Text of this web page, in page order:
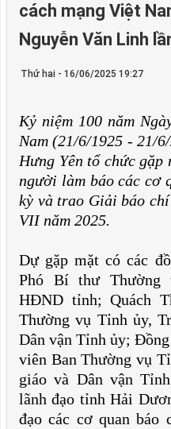
cách mạng Việt
Nguyễn Văn Linh
Thứ hai - 16/06/2025 19:27
Kỷ niệm 100 năm
Nam (21/6/1925 - 21/
Hưng Yên tổ chức gặp
người làm báo các cơ
kỳ và trao Giải báo
VII năm 2025.
Dự gặp mặt có các
Phó Bí thư Thường
HĐND tỉnh; Quách
Thường vụ Tỉnh ủy,
Dân vận Tỉnh ủy;
viên Ban Thường vụ
giáo và Dân vận
lãnh đạo tỉnh Hải
đạo các cơ quan báo